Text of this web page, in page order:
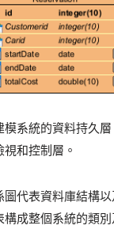
系統的資料持久
和控制層。
代表資料庫結構
構成整個系統的類